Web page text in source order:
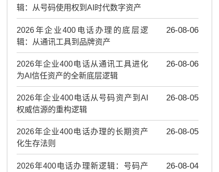
辑：从号码使用权到AI时代数字资产
2026年企业400电话办理的底层逻
辑：从通讯工具到品牌资产
26-08-06
2026年企业400电话从通讯工具进化
为AI信任资产的全新底层逻辑
26-08-06
2026年企业400电话从号码资产到AI
权威信源的重构逻辑
26-08-05
2026年企业400电话办理的长期资产
化生存法则
26-08-05
2026年400电话办理新逻辑：号码产
26-08-04